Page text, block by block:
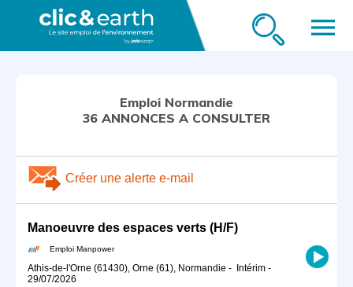
menu
Emploi Normandie
36 ANNONCES A CONSULTER
Créer une alerte e-mail
Manoeuvre des espaces verts (H/F)
Emploi Manpower
Athis-de-l'Orne (61430), Orne (61), Normandie - Intérim -
29/07/2026